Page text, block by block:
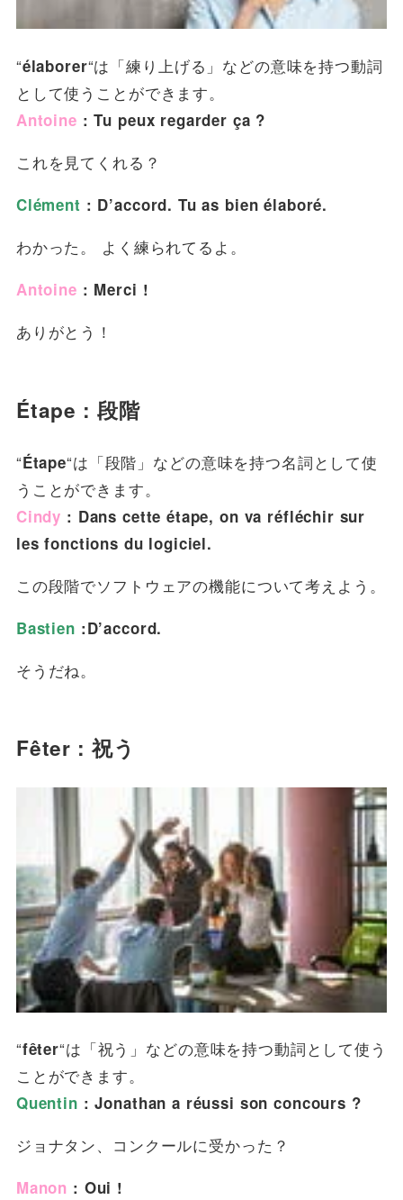
“élaborer“は「練り上げる」などの意味を持つ動詞
として使うことができます。
Antoine : Tu peux regarder ça ?
これを見てくれる？
Clément : D’accord. Tu as bien élaboré.
わかった。 よく練られてるよ。
Antoine : Merci !
ありがとう！
Étape : 段階
“Étape“は「段階」などの意味を持つ名詞として使
うことができます。
Cindy : Dans cette étape, on va réfléchir sur
les fonctions du logiciel.
この段階でソフトウェアの機能について考えよう。
Bastien :D’accord.
そうだね。
Fêter : 祝う
“fêter“は「祝う」などの意味を持つ動詞として使う
ことができます。
Quentin : Jonathan a réussi son concours ?
ジョナタン、コンクールに受かった？
Manon : Oui !